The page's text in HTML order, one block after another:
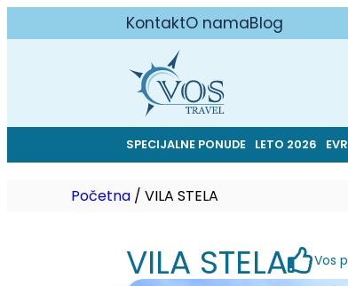
KontaktO namaBlog
SPECIJALNE PONUDE LETO 2026
Početna / VILA STELA
VILA STELA Vos